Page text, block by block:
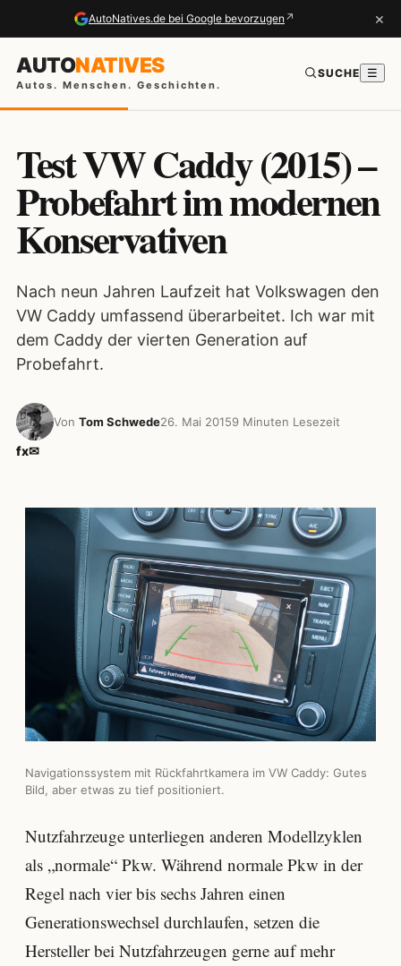
AutoNatives.de bei Google bevorzugen ↗ ×
AUTONATIVES
Autos. Menschen. Geschichten.
SUCHE ☰
Test VW Caddy (2015) –
Probefahrt im modernen
Konservativen
Nach neun Jahren Laufzeit hat Volkswagen den
VW Caddy umfassend überarbeitet. Ich war mit
dem Caddy der vierten Generation auf
Probefahrt.
Von Tom Schwede26. Mai 20159 Minuten Lesezeit
fx✉
Navigationssystem mit Rückfahrtkamera im VW Caddy: Gutes
Bild, aber etwas zu tief positioniert.
Nutzfahrzeuge unterliegen anderen Modellzyklen
als „normale“ Pkw. Während normale Pkw in der
Regel nach vier bis sechs Jahren einen
Generationswechsel durchlaufen, setzen die
Hersteller bei Nutzfahrzeugen gerne auf mehr